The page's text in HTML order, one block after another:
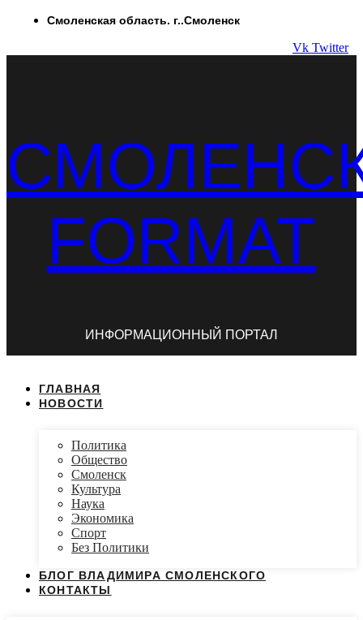
ПерейтиСмоленская область. г..Смоленск
Vk Twitter
FORMAT
ИНФОРМАЦИОННЫЙ ПОРТАЛ
ГЛАВНАЯ
НОВОСТИ
Политика
Общество
Смоленск
Культура
Наука
Экономика
Спорт
Без Политики
БЛОГ ВЛАДИМИРА СМОЛЕНСКОГО
КОНТАКТЫ